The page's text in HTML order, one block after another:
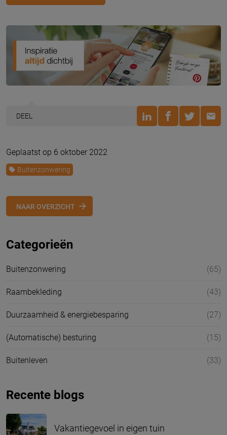
DEEL
Geplaatst op 6 oktober 2022
Buitenzonwering
NAAR OVERZICHT
Categorieën
Buitenzonwering (65)
Raambekleding (43)
Duurzaamheid & energiebesparing (27)
(Automatische) besturing (15)
Buitenleven (33)
Recente blogs
Vakantiegevoel in eigen tuin